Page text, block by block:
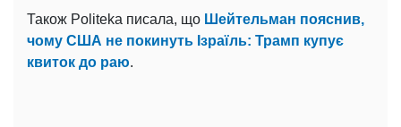
Також Politeka писала, що Шейтельман пояснив,
чому США не покинуть Ізраїль: Трамп купує
квиток до раю.